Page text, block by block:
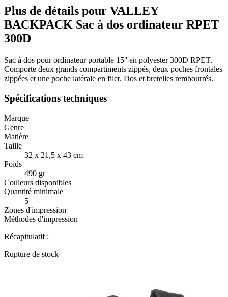
Plus de détails pour VALLEY
BACKPACK Sac à dos ordinateur RPET
300D
Sac à dos pour ordinateur portable 15'' en polyester 300D RPET.
Comporte deux grands compartiments zippés, deux poches frontales
zippées et une poche latérale en filet. Dos et bretelles rembourrés.
Spécifications techniques
Marque
Genre
Matière
Taille
32 x 21,5 x 43 cm
Poids
490 gr
Couleurs disponibles
Quantité minimale
5
Zones d'impression
Méthodes d'impression
Récapitulatif :
Rupture de stock